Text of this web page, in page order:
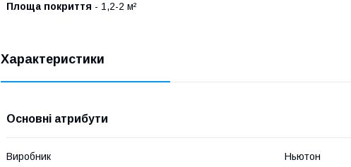
Площа покриття - 1,2-2 м²
Характеристики
Основні атрибути
Виробник Ньютон